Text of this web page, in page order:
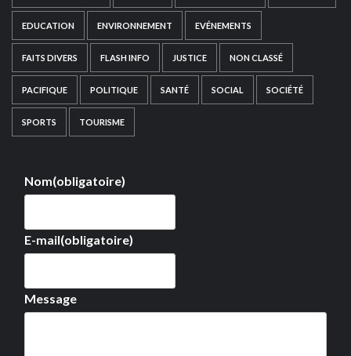
EDUCATION ENVIRONNEMENT EVÉNEMENTS
FAITS DIVERS FLASH INFO JUSTICE NON CLASSÉ
PACIFIQUE POLITIQUE SANTÉ SOCIAL SOCIÉTÉ
SPORTS TOURISME
Nom(obligatoire)
E-mail(obligatoire)
Message